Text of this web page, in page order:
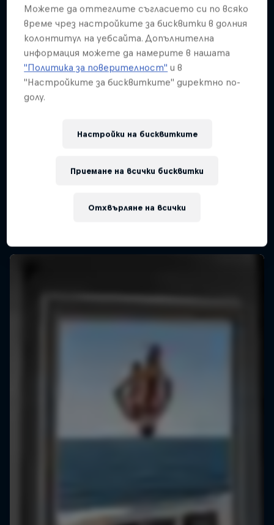
444 Days
Series
Можете да оттеглите съгласието си по всяко
време чрез настройките за бисквитки в долния
колонтитул на уебсайта. Допълнителна
информация можете да намерите в нашата
"Политика за поверителност" и в
"Настройките за бисквитките" директно по-
долу.
Настройки на бисквитките
Отхвърляне на всички
Приемане на всички бисквитки